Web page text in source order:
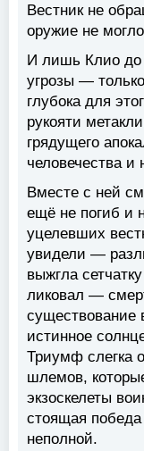
Вестник не
оружие не
И лишь Клио до
угрозы —
глубока для
рукояти
грядущего
человечества и
Вместе с ней
ещё не погиб и
уцелевших
увидели —
выжгла
ликовал —
существование
истинное
Триумф слегка
шлемов,
экзоскелеты
стоящая
неполной.